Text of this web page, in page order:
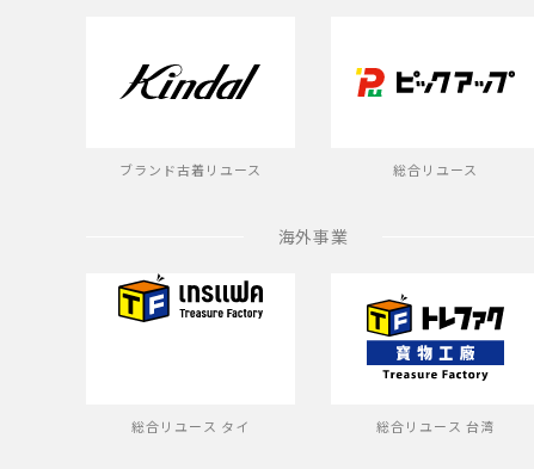
ブランド古着リユース 総合リユース
海外事業
総合リユース タイ 総合リユース 台湾